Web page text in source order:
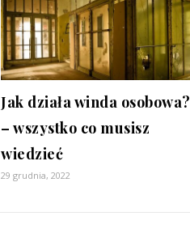
Jak działa winda osobowa?
– wszystko co musisz
wiedzieć
29 grudnia, 2022